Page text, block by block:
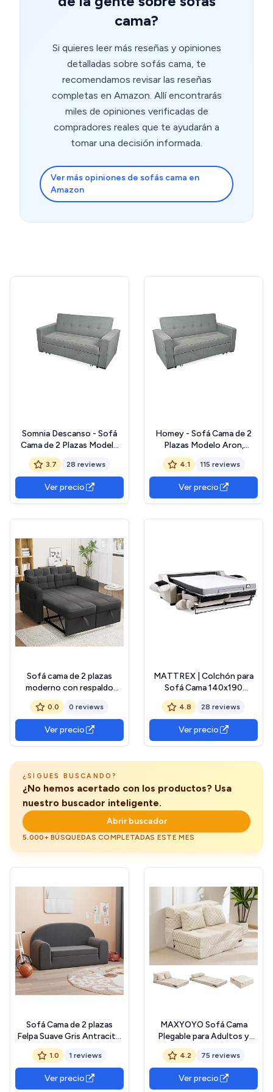
cama?
Si quieres leer más reseñas y opiniones
detalladas sobre sofás cama, te
recomendamos revisar las reseñas
completas en Amazon. Allí encontrarás
miles de opiniones verificadas de
compradores reales que te ayudarán a
tomar una decisión informada.
Ver más opiniones de sofás cama en
Amazon
Somnia Descanso - Sofá
Cama de 2 Plazas Modelo
Volga, Diseño Moderno y
Elegante | Práctico y
Funcional, con
Reposabrazos, Gris
3.7 28 reviews
Ver precio
Homey - Sofá Cama de 2
Plazas Modelo Aron,
Diseño Moderno, Práctico
y Funcional, con
Reposabrazos, Gris
4.1 115 reviews
Ver precio
Sofá cama de 2 plazas
moderno con respaldo
ajustable, toma USB,
bolsillos en los
reposabrazos y cojines,
sofá de 2 plazas, sofá de
esquina en L, algodón lino
0.0 0 reviews
Ver precio
MATTREX | Colchón para
Sofá Cama 140x190
Sistema Italiano Espuma
Alta Densidad y firmeza
Media Alta - Colchón para
Sofa Cama con 12 cm
Grosor, Made in Spain
4.8 28 reviews
Ver precio
¿SIGUES BUSCANDO?
¿No hemos acertado con los productos? Usa
nuestro buscador inteligente.
Abrir buscador
5.000+ BÚSQUEDAS COMPLETADAS ESTE MES
Sofá Cama de 2 plazas
Felpa Suave Gris Antracita,
Sofas De Salon, Sofa Relax
- 357024
1.0 1 reviews
Ver precio
MAXYOYO Sofá Cama
Plegable para Adultos y
Niños, Convertible en Aofá
Cama Portátil con 2
Almohadas, 100 x 195 x 15
cm
4.2 75 reviews
Ver precio